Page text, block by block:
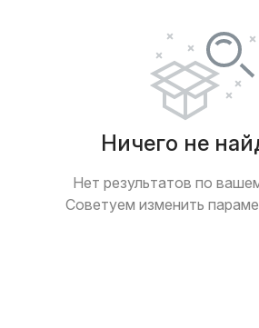
Ничего не
Нет результатов по
Советуем изменить